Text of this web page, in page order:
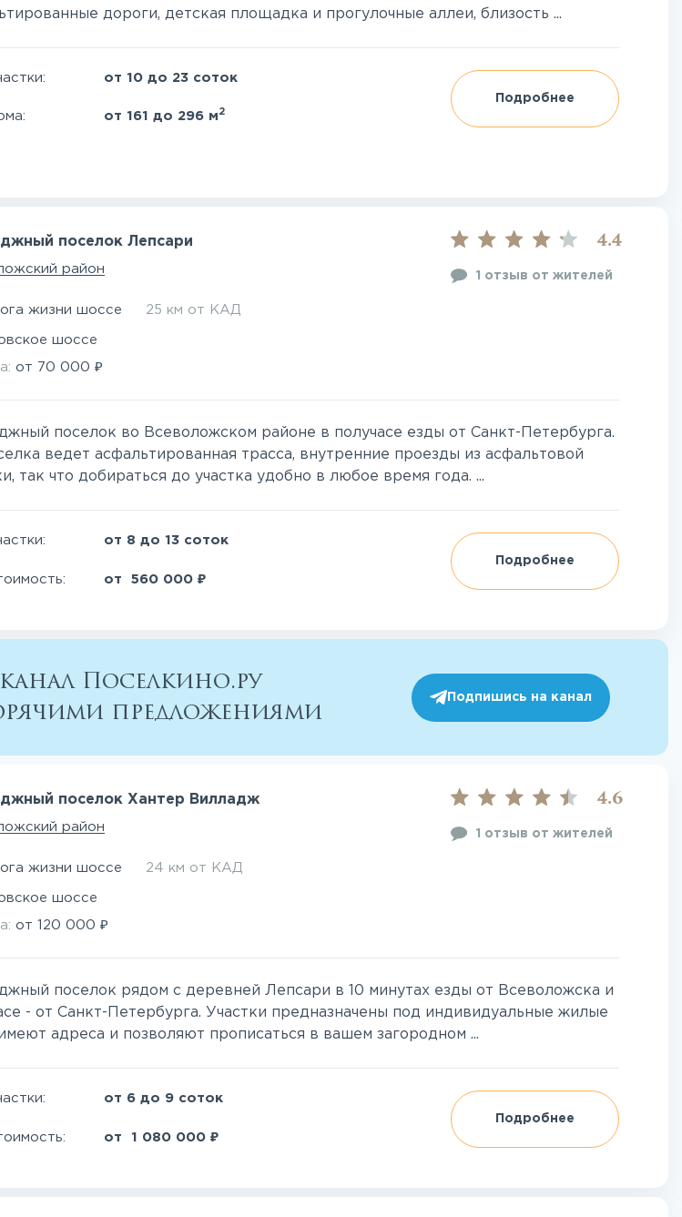
дороги, детская площадка и прогулочные аллеи, близость ...
от 10 до 23 соток
от 161 до 296 м 2
Подробнее
поселок Лепсари
район
4.4
1 отзыв от жителей
жизни шоссе 25 км от КАД
шоссе
от 70 000 ₽
поселок во Всеволожском районе в получасе езды от Санкт-Петербурга.
ведет асфальтированная трасса, внутренние проезды из асфальтовой
так что добираться до участка удобно в любое время года. ...
от 8 до 13 соток
от560 000 ₽
Подробнее
Поселкино.ру
предложениями
Подпишись на канал
поселок Хантер Вилладж
район
4.6
1 отзыв от жителей
жизни шоссе 24 км от КАД
шоссе
от120 000 ₽
поселок рядом с деревней Лепсари в 10 минутах езды от Всеволожска и
- от Санкт-Петербурга. Участки предназначены под индивидуальные жилые
адреса и позволяют прописаться в вашем загородном ...
от 6 до 9 соток
от1 080 000 ₽
Подробнее